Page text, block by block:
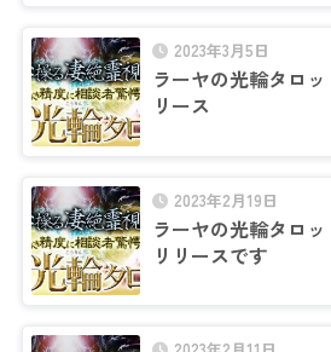
2023年3月5日
ラーヤの光輪タロ
リース
2023年2月19日
ラーヤの光輪タロ
リリースです